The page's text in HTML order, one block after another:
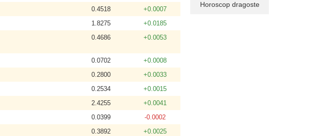
0.4518
+0.0007
1.8275
+0.0185
0.4686 +0.0053
0.0702
+0.0008
0.2800
+0.0033
0.2534
+0.0015
2.4255
+0.0041
0.0399
-0.0002
0.3892
+0.0025
Horoscop dragoste